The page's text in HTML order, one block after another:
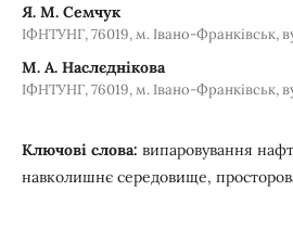
Я. М. Семчук
ІФНТУНГ, 76019, м. Івано-Франківськ,
М. А. Наслєднікова
ІФНТУНГ, 76019, м. Івано-Франківськ,
Ключові слова: випаровування
навколишнє середовище,